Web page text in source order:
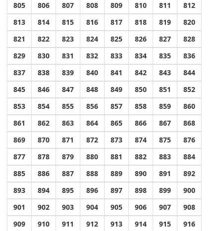
805
806 807 808 809 810 811
812
813
814 815 816 817 818 819
820
821
822 823 824 825 826 827
828
829
830 831 832 833 834 835
836
837
838 839 840 841 842 843
844
845
846 847 848 849 850 851
852
853
854 855 856 857 858 859
860
861
862 863 864 865 866 867
868
869
870 871 872 873 874 875
876
877
878 879 880 881 882 883
884
885
886 887 888 889 890 891
892
893
894 895 896 897 898 899
900
901
902 903 904 905 906 907
908
909
910 911 912 913 914 915 916